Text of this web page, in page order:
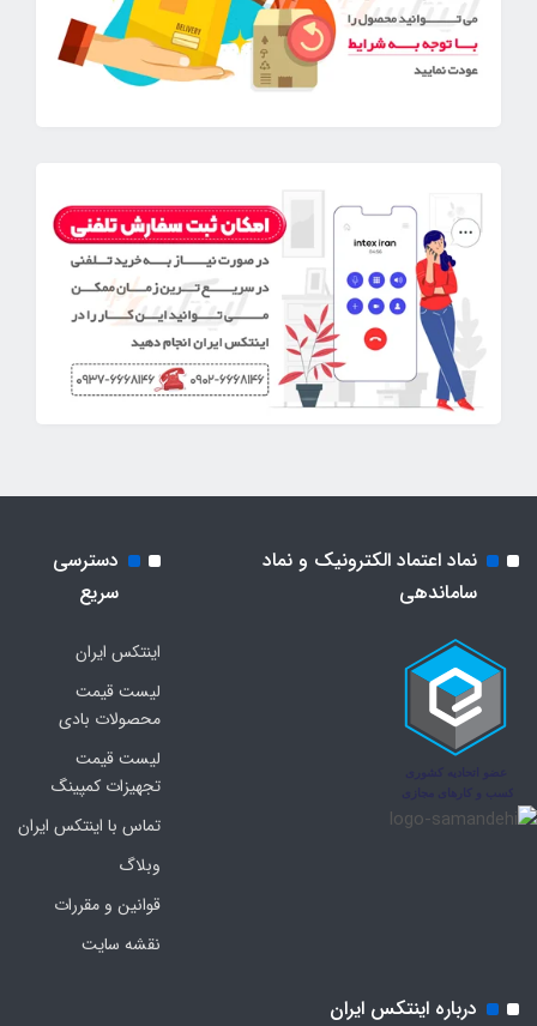
نماد اعتماد الکترونیک و نماد
ساماندهی
دسترسی
سریع
اینتکس ایران
لیست قیمت
محصولات بادی
لیست قیمت
تجهیزات کمپینگ
تماس با اینتکس ایران
وبلاگ
قوانین و مقررات
نقشه سایت
درباره اینتکس ایران